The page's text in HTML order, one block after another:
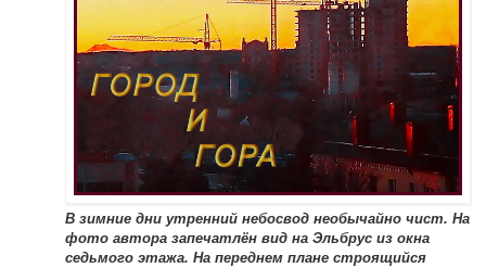
В зимние дни утренний небосвод необычайно чист. На
фото автора запечатлён вид на Эльбрус из окна
седьмого этажа. На переднем плане строящийся